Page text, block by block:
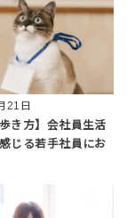
21日
き方】会社員生活
じる若手社員にお